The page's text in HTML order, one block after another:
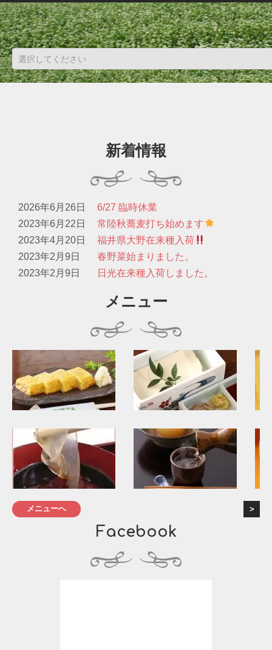
新着情報
2026年6月26日
6/27 臨時休業
2023年6月22日
常陸秋蕎麦打ち始めます
2023年4月20日
福井県大野在来種入荷
2023年2月9日
春野菜始まりました。
2023年2月9日
日光在来種入荷しました。
メニュー
メニューへ
Facebook